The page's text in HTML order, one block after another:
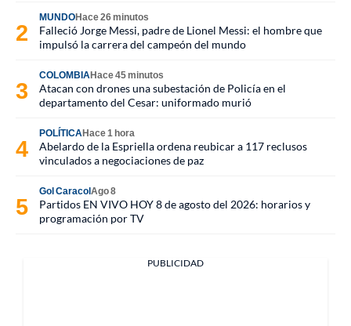
MUNDOHace 26 minutos
Falleció Jorge Messi, padre de Lionel Messi: el hombre que
impulsó la carrera del campeón del mundo
COLOMBIAHace 45 minutos
Atacan con drones una subestación de Policía en el
departamento del Cesar: uniformado murió
POLÍTICAHace 1 hora
Abelardo de la Espriella ordena reubicar a 117 reclusos
vinculados a negociaciones de paz
Gol CaracolAgo 8
Partidos EN VIVO HOY 8 de agosto del 2026: horarios y
programación por TV
PUBLICIDAD